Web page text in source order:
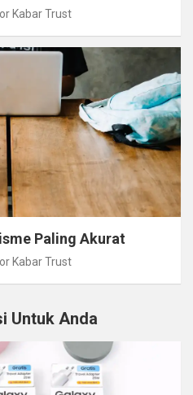
Kabar Trust
Paling Akurat
Kabar Trust
Untuk Anda